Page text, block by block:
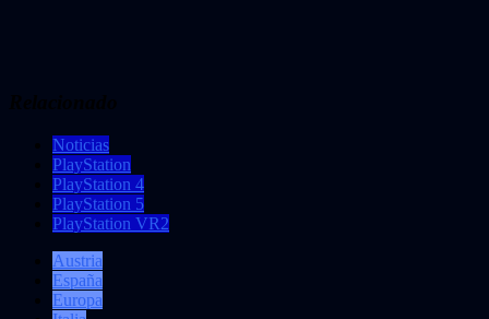
Noticias
PlayStation
PlayStation 4
PlayStation 5
PlayStation VR2
Austria
España
Europa